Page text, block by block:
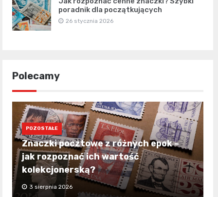
poradnik dla początkujących
26 stycznia 2026
Polecamy
POZOSTAŁE
Znaczki pocztowe z różnych epok –
jak rozpoznać ich wartość
kolekcjonerską?
3 sierpnia 2026